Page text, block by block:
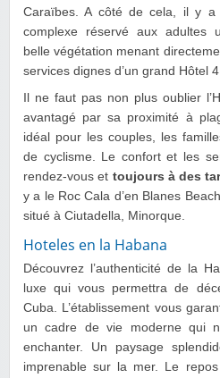
Caraïbes. A côté de cela, il y a
complexe réservé aux adultes
belle végétation menant
services dignes d’un grand Hôtel 4
Il ne faut pas non plus oublier
avantagé par sa proximité à
idéal pour les couples, les
de cyclisme. Le confort et les
rendez-vous et toujours à des
y a le Roc Cala d’en Blanes
situé à Ciutadella, Minorque.
Hoteles en la Habana
Découvrez l’authenticité de la
luxe qui vous permettra de
Cuba. L’établissement vous
un cadre de vie moderne qui
enchanter. Un paysage
imprenable sur la mer. Le